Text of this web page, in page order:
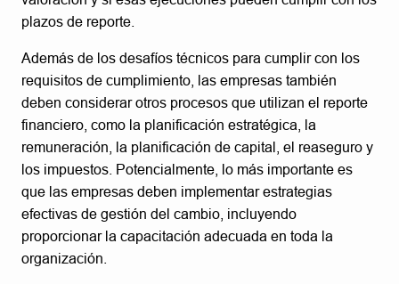
plazos de reporte.
Además de los desafíos técnicos para cumplir con los
requisitos de cumplimiento, las empresas también
deben considerar otros procesos que utilizan el reporte
financiero, como la planificación estratégica, la
remuneración, la planificación de capital, el reaseguro y
los impuestos. Potencialmente, lo más importante es
que las empresas deben implementar estrategias
efectivas de gestión del cambio, incluyendo
proporcionar la capacitación adecuada en toda la
organización.